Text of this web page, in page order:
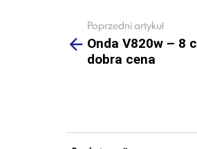
more
Poprzedni artykuł
Onda V820w – 8
dobra cena